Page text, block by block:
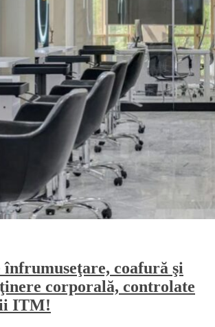
înfrumuseţare, coafură şi
corporală, controlate
ITM!